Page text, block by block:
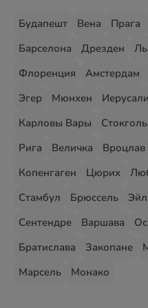
Будапешт Вена Прага
Барселона
Дрезден
Флоренция
Амстердам
Эгер
Мюнхен
Карловы Вары
Рига
Величка Вроцлав
Копенгаген
Цюрих
Стамбул
Брюссель
Сентендре
Варшава
Братислава
Закопане
Марсель
Монако